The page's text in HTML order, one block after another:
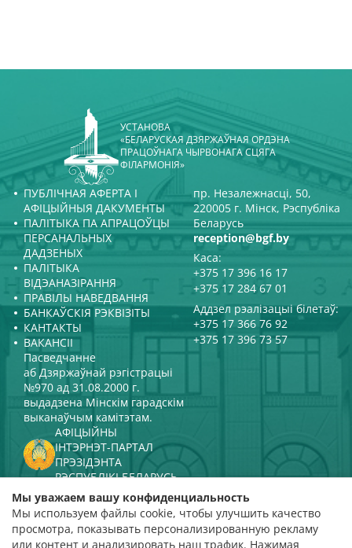
УСТАНОВА
«БЕЛАРУСКАЯ ДЗЯРЖАЎНАЯ ОРДЭНА
ПРАЦОЎНАГА ЧЫРВОНАГА СЦЯГА
ФІЛАРМОНІЯ»
ПУБЛІЧНАЯ АФЕРТА І
АФІЦЫЙНЫЯ ДАКУМЕНТЫ
ПАЛІТЫКА ПА АПРАЦОЎЦЫ
ПЕРСАНАЛЬНЫХ
ДАДЗЕНЫХ
ПАЛІТЫКА
ВІДЭАНАЗІРАННЯ
ПРАВІЛЫ НАВЕДВАННЯ
БАНКАЎСКІЯ РЭКВІЗІТЫ
КАНТАКТЫ
ВАКАНСІІ
пр. Незалежнасці, 50,
220005 г. Мінск, Рэспубліка
Беларусь
reception@bgf.by
Каса:
+375 17 396 16 17
+375 17 284 67 01
Аддзел рэалізацыі білетаў:
+375 17 366 76 92
+375 17 396 73 57
Пасведчанне
аб Дзяржаўнай рэгістрацыі
№970 ад 31.08.2000 г.
выдадзена Мінскім гарадскім
выканаўчым камітэтам.
АФІЦЫЙНЫ
ІНТЭРНЭТ-ПАРТАЛ
ПРЭЗІДЭНТА
РЭСПУБЛІКІ БЕЛАРУСЬ
МІНІСТЭРСТВА КУЛЬТУРЫ
РЭСПУБЛІКІ БЕЛАРУСЬ
ПАРТАЛ
РЭЙТЫНГАВАЙ АЦЭНКІ
Мы уважаем вашу конфиденциальность
Мы используем файлы cookie, чтобы улучшить качество
просмотра, показывать персонализированную рекламу
или контент и анализировать наш трафик. Нажимая